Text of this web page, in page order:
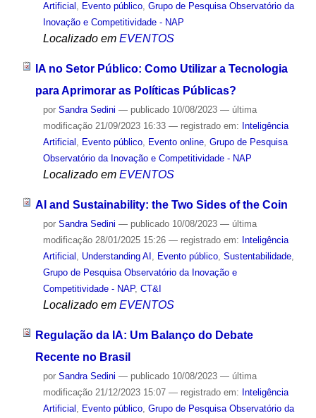
Artificial , Evento público, Grupo de Pesquisa Observatório da
Inovação e Competitividade - NAP
Localizado em EVENTOS
IA no Setor Público: Como Utilizar a Tecnologia
para Aprimorar as Políticas Públicas?
por Sandra Sedini — publicado10/08/2023 — última
modificação21/09/2023 16:33 — registrado em: Inteligência
Artificial , Evento público, Evento online, Grupo de Pesquisa
Observatório da Inovação e Competitividade - NAP
Localizado em EVENTOS
AI and Sustainability: the Two Sides of the Coin
por Sandra Sedini — publicado10/08/2023 — última
modificação28/01/2025 15:26 — registrado em: Inteligência
Artificial
Understanding AI Evento público, Sustentabilidade,
Grupo de Pesquisa Observatório da Inovação e
Competitividade - NAP, CT&I
Localizado em EVENTOS
Regulação da IA: Um Balanço do Debate
Recente no Brasil
por Sandra Sedini — publicado10/08/2023 — última
modificação21/12/2023 15:07 — registrado em: Inteligência
Artificial
Evento público, Grupo de Pesquisa Observatório da